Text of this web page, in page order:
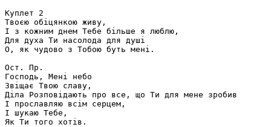
Куплет 2
Твоєю обіцянкою живу,
І з кожним днем Тебе більше я люблю,
Для духа Ти насолода для душі
О, як чудово з Тобою буть мені.
Ост. Пр.
Господь, Мені небо
Звіщає Твою славу,
Діла Розповідають про все, що Ти для мене зробив
І прославляю всім серцем,
І шукаю Тебе,
Як Ти того хотів.